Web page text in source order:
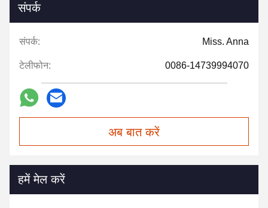
संपर्क
संपर्क: Miss. Anna
टेलीफोन: 0086-14739994070
अब बात करें
हमें मेल करें